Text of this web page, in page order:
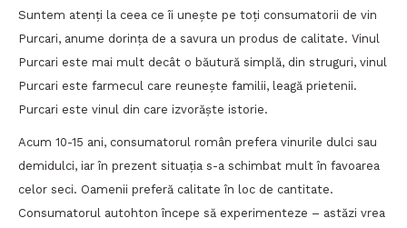
Suntem atenți la ceea ce îi unește pe toți consumatorii de vin
Purcari, anume dorința de a savura un produs de calitate. Vinul
Purcari este mai mult decât o băutură simplă, din struguri, vinul
Purcari este farmecul care reunește familii, leagă prietenii.
Purcari este vinul din care izvorăște istorie.
Acum 10-15 ani, consumatorul român prefera vinurile dulci sau
demidulci, iar în prezent situația s-a schimbat mult în favoarea
celor seci. Oamenii preferă calitate în loc de cantitate.
Consumatorul autohton începe să experimenteze – astăzi vrea